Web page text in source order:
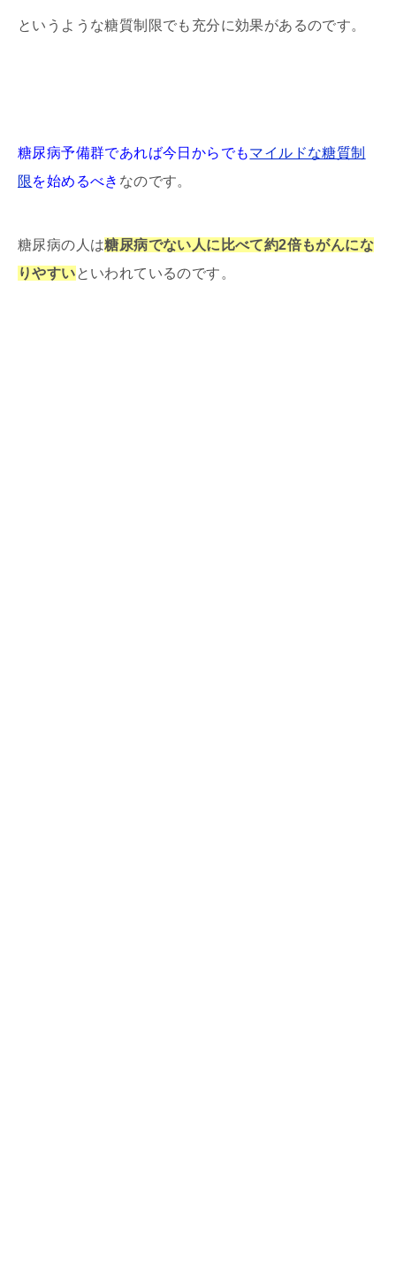
というような糖質制限でも充分に効果があるのです。
糖尿病予備群であれば今日からでもマイルドな糖質制
限を始めるべき なのです。
糖尿病の人は糖尿病でない人に比べて約2倍もがんにな
りやすいといわれているのです。